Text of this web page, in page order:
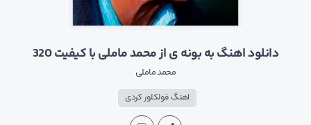
دانلود اهنگ به بونه ی از محمد ماملی با کیفیت 320
محمد ماملی
اهنگ فولکلور کردی